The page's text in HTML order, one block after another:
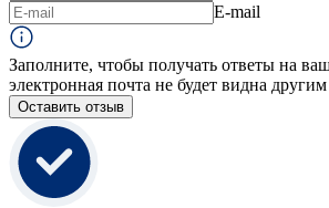
E-mail
Заполните, чтобы получать ответы на
электронная почта не будет видна
Оставить отзыв